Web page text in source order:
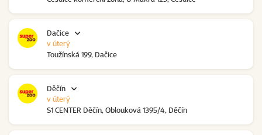
Dačice
Toužínská 199, Dačice
v úterý
Děčín
S1 CENTER Děčín, Oblouková 1395/4, Děčín
v úterý